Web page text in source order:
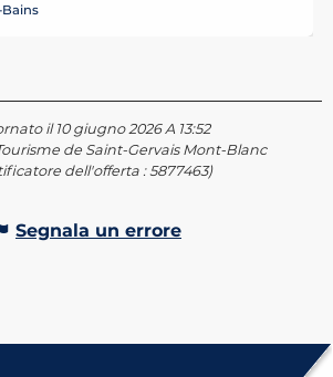
Bains
il 10 giugno 2026 A 13:52
de Saint-Gervais Mont-Blanc
dell'offerta :5877463)
Segnala un errore